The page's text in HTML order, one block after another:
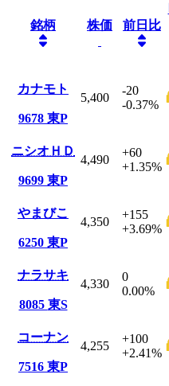
銘柄 株価 前日比
カナモト
9678 東P
5,400
-20
-0.37%
ニシオＨＤ
9699 東P
4,490
+60
+1.35%
やまびこ
6250 東P
4,350
+155
+3.69%
ナラサキ
8085 東S
4,330
0
0.00%
コーナン
7516 東P
4,255
+100
+2.41%